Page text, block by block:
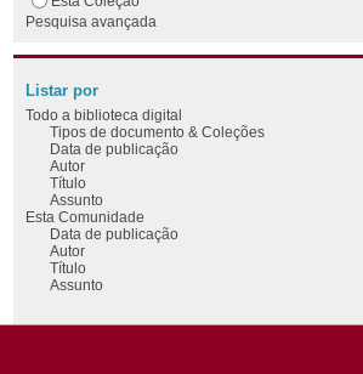
Pesquisa avançada
Listar por
Todo a biblioteca digital
Tipos de documento & Coleções
Data de publicação
Autor
Título
Assunto
Esta Comunidade
Data de publicação
Autor
Título
Assunto